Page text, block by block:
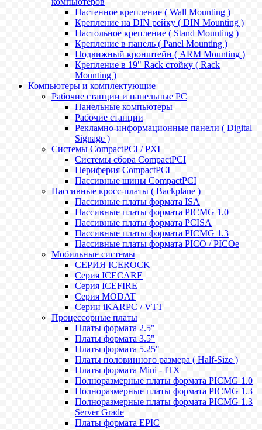
Настенное крепление ( Wall Mounting )
Крепление на DIN рейку ( DIN Mounting )
Настольное крепление ( Stand Mounting )
Крепление в панель ( Panel Mounting )
Подвижный кронштейн ( ARM Mounting )
Крепление в 19" Rack стойку ( Rack
Mounting )
Компьютеры и комплектующие
Рабочие станции и панельные РС
Панельные компьютеры
Рабочие станции
Рекламно-информационные панели ( Digital
Signage )
Системы CompactPCI / PXI
Системы сбора CompactPCI
Периферия CompactPCI
Пассивные шины CompactPCI
Пассивные кросс-платы ( Backplane )
Пассивные платы формата ISA
Пассивные платы формата PICMG 1.0
Пассивные платы формата PCISA
Пассивные платы формата PICMG 1.3
Пассивные платы формата PICO / PICOe
Мобильные системы
СЕРИЯ ICEROCK
Серия ICECARE
Серия ICEFIRE
Серия MODAT
Серии iKARPC / VTT
Процессорные платы
Платы формата 2.5"
Платы формата 3.5"
Платы формата 5.25"
Платы половинного размера ( Half-Size )
Платы формата Mini - ITX
Полноразмерные платы формата PICMG 1.0
Полноразмерные платы формата PICMG 1.3
Полноразмерные платы формата PICMG 1.3
Server Grade
Платы формата EPIC